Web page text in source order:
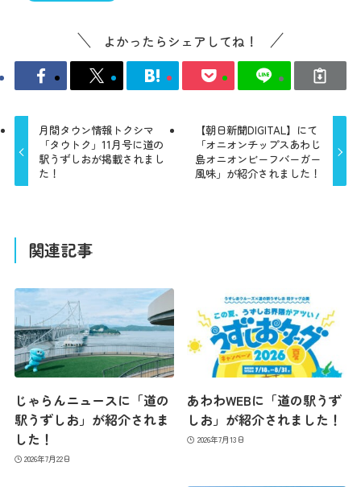
よかったらシェアしてね！
月間タウン情報トクシマ
「タウトク」11月号に道の
駅うずしおが掲載されまし
た！
【朝日新聞DIGITAL】にて
「オニオンチップスあわじ
島オニオンビーフバーガー
風味」が紹介されました！
関連記事
じゃらんニュースに「道の
駅うずしお」が紹介されま
した！
2026年7月22日
あわわWEBに「道の駅うず
しお」が紹介されました！
2026年7月13日